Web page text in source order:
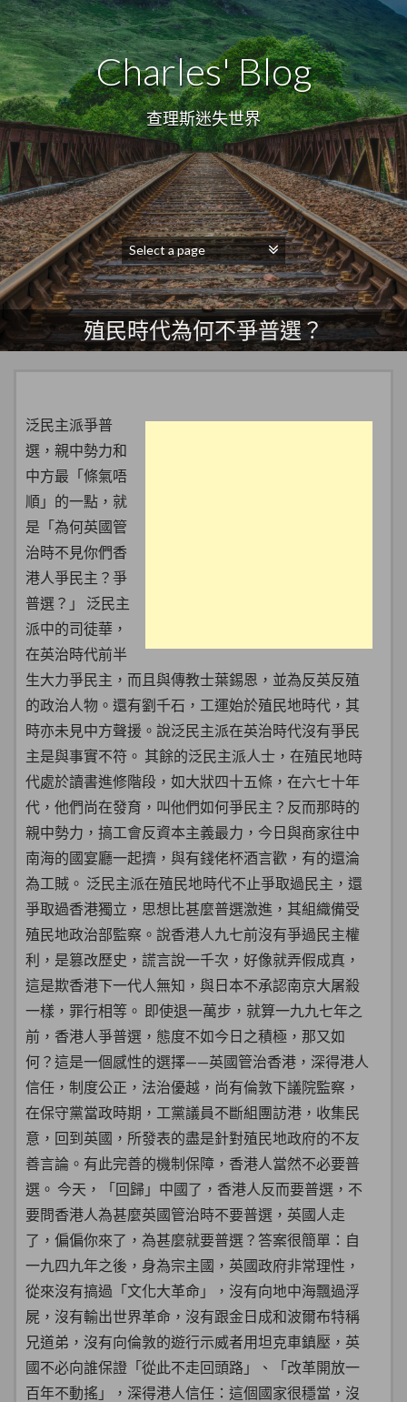
Charles' Blog
查理斯迷失世界
殖民時代為何不爭普選？
泛民主派爭普
選，親中勢力和
中方最「條氣唔
順」的一點，就
是「為何英國管
治時不見你們香
港人爭民主？爭
普選？」 泛民主
派中的司徒華，
在英治時代前半
生大力爭民主，而且與傳教士葉錫恩，並為反英反殖
的政治人物。還有劉千石，工運始於殖民地時代，其
時亦未見中方聲援。說泛民主派在英治時代沒有爭民
主是與事實不符。 其餘的泛民主派人士，在殖民地時
代處於讀書進修階段，如大狀四十五條，在六七十年
代，他們尚在發育，叫他們如何爭民主？反而那時的
親中勢力，搞工會反資本主義最力，今日與商家往中
南海的國宴廳一起擠，與有錢佬杯酒言歡，有的還淪
為工賊。 泛民主派在殖民地時代不止爭取過民主，還
爭取過香港獨立，思想比甚麼普選激進，其組織備受
殖民地政治部監察。說香港人九七前沒有爭過民主權
利，是篡改歷史，謊言說一千次，好像就弄假成真，
這是欺香港下一代人無知，與日本不承認南京大屠殺
一樣，罪行相等。 即使退一萬步，就算一九九七年之
前，香港人爭普選，態度不如今日之積極，那又如
何？這是一個感性的選擇——英國管治香港，深得港人
信任，制度公正，法治優越，尚有倫敦下議院監察，
在保守黨當政時期，工黨議員不斷組團訪港，收集民
意，回到英國，所發表的盡是針對殖民地政府的不友
善言論。有此完善的機制保障，香港人當然不必要普
選。 今天，「回歸」中國了，香港人反而要普選，不
要問香港人為甚麼英國管治時不要普選，英國人走
了，偏偏你來了，為甚麼就要普選？答案很簡單：自
一九四九年之後，身為宗主國，英國政府非常理性，
從來沒有搞過「文化大革命」，沒有向地中海飄過浮
屍，沒有輸出世界革命，沒有跟金日成和波爾布特稱
兄道弟，沒有向倫敦的遊行示威者用坦克車鎮壓，英
國不必向誰保證「從此不走回頭路」、「改革開放一
百年不動搖」，深得港人信任：這個國家很穩當，沒